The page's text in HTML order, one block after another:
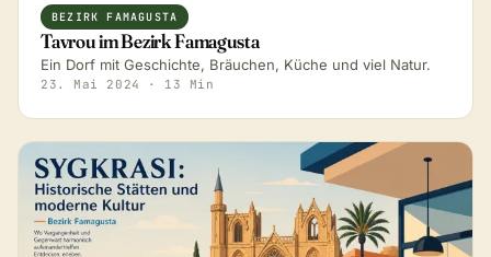
BEZIRK FAMAGUSTA
Tavrou im Bezirk Famagusta
Ein Dorf mit Geschichte, Bräuchen, Küche und viel Natur.
23. Mai 2024 · 13 Min